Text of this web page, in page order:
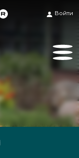
Войти